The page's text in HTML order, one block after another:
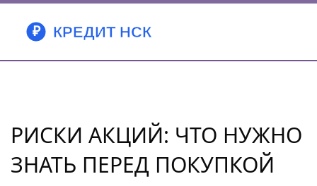
РИСКИ АКЦИЙ: ЧТО НУЖНО
ЗНАТЬ ПЕРЕД ПОКУПКОЙ